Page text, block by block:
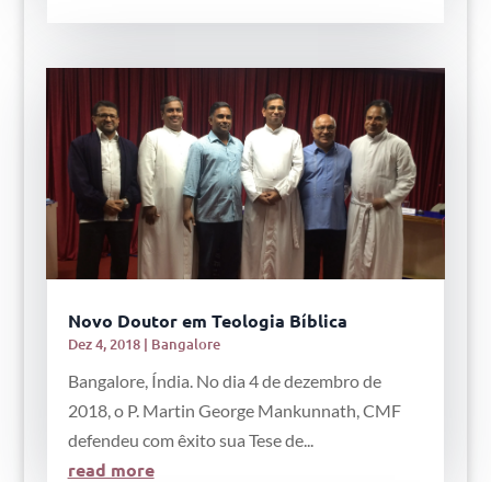
Novo Doutor em Teologia Bíblica
Dez 4, 2018| Bangalore
Bangalore, Índia. No dia 4 de dezembro de
2018, o P. Martin George Mankunnath, CMF
defendeu com êxito sua Tese de...
read more